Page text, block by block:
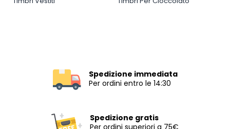
Spedizione immediata
Per ordini entro le 14:30
Spedizione gratis
Per ordini superiori a 75€